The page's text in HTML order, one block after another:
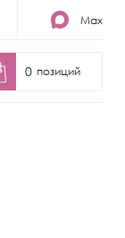
Max
0 позиций